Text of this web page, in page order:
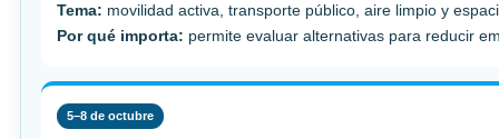
Tema: movilidad activa, transporte público, aire limpio y
Por qué importa: permite evaluar alternativas para reducir
5–8 de octubre